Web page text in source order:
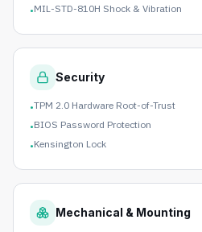
•MIL-STD-810H Shock & Vibration
Security
•TPM 2.0 Hardware Root-of-Trust
•BIOS Password Protection
•Kensington Lock
Mechanical & Mounting